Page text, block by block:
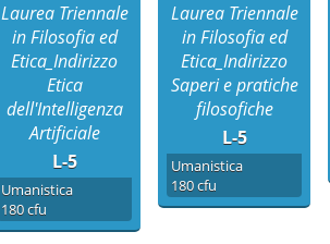
Laurea Triennale
in Filosofia ed
Etica_Indirizzo
Etica
dell'Intelligenza
Artificiale
L-5
Umanistica
180 cfu
Laurea Triennale
in Filosofia ed
Etica_Indirizzo
Saperi e pratiche
filosofiche
L-5
Umanistica
180 cfu